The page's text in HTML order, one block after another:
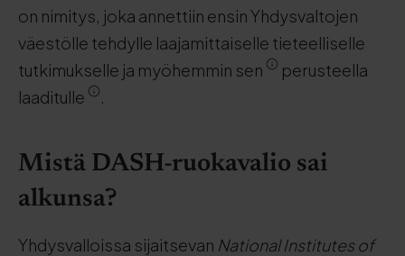
on nimitys, joka annettiin ensin Yhdysvaltojen
väestölle tehdylle laajamittaiselle tieteelliselle
tutkimukselle ja myöhemmin sen
perusteella
laaditulle
.
Mistä DASH-ruokavalio sai
alkunsa?
Yhdysvalloissa sijaitsevan National Institutes of